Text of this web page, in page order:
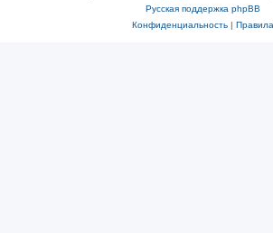
Русская поддержка phpBB
Конфиденциальность| Правила